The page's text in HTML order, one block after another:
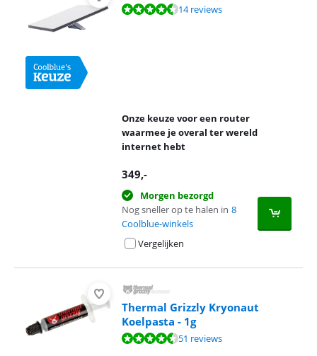
Beoordeling is 9,3 van de 10, gebaseerd op 14 reviews.
14 reviews
Onze keuze voor een router
waarmee je overal ter wereld
internet hebt
349,-
Morgen bezorgd
Nog sneller op te halen in 8
Coolblue-winkels
Vergelijken
Thermal Grizzly Kryonaut
Koelpasta - 1g
Beoordeling is 8,8 van de 10, gebaseerd op 51 reviews.
51 reviews